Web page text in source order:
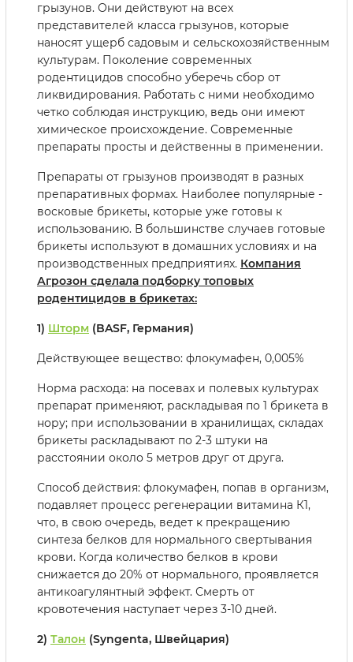
грызунов. Они действуют на всех
представителей класса грызунов, которые
наносят ущерб садовым и сельскохозяйственным
культурам. Поколение современных
родентицидов способно уберечь сбор от
ликвидирования. Работать с ними необходимо
четко соблюдая инструкцию, ведь они имеют
химическое происхождение. Современные
препараты просты и действенны в применении.
Препараты от грызунов производят в разных
препаративных формах. Наиболее популярные -
восковые брикеты, которые уже готовы к
использованию. В большинстве случаев готовые
брикеты используют в домашних условиях и на
производственных предприятиях. Компания
Агрозон сделала подборку топовых
родентицидов в брикетах:
1) Шторм (BASF, Германия)
Действующее вещество: флокумафен, 0,005%
Норма расхода: на посевах и полевых культурах
препарат применяют, раскладывая по 1 брикета в
нору; при использовании в хранилищах, складах
брикеты раскладывают по 2-3 штуки на
расстоянии около 5 метров друг от друга.
Способ действия: флокумафен, попав в организм,
подавляет процесс регенерации витамина К1,
что, в свою очередь, ведет к прекращению
синтеза белков для нормального свертывания
крови. Когда количество белков в крови
снижается до 20% от нормального, проявляется
антикоагулянтный эффект. Смерть от
кровотечения наступает через 3-10 дней.
2) Талон (Syngenta, Швейцария)